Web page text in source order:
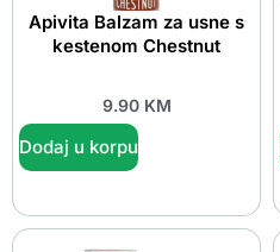
Apivita Balzam za usne s
kestenom Chestnut
9.90 KM
Dodaj u korpu